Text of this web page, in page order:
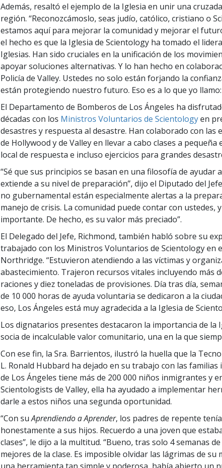
Además, resaltó el ejemplo de la Iglesia en unir una
región. “Reconozcámoslo, seas judío, católico, cristiano o
estamos aquí para mejorar la comunidad y mejorar el
el hecho es que la Iglesia de Scientology ha tomado el
Iglesias. Han sido cruciales en la unificación de los
apoyar soluciones alternativas. Y lo han hecho en
Policía de Valley. Ustedes no solo están forjando la
están protegiendo nuestro futuro. Eso es a lo que yo llamo:
El Departamento de Bomberos de Los Ángeles ha
décadas con los Ministros Voluntarios de Scientologyen
desastres y respuesta al desastre. Han colaborado con las
de Hollywood y de Valley en llevar a cabo clases a
local de respuesta e incluso ejercicios para grandes
“Sé que sus principios se basan en una filosofía de ayudar
extiende a su nivel de preparación”, dijo el Diputado del
no gubernamental están especialmente alertas a la
manejo de crisis. La comunidad puede contar con ustedes,
importante. De hecho, es su valor más preciado”.
El Delegado del Jefe, Richmond, también habló sobre su
trabajado con los Ministros Voluntarios de Scientology en
Northridge. “Estuvieron atendiendo a las víctimas y
abastecimiento. Trajeron recursos vitales incluyendo más
raciones y diez toneladas de provisiones. Día tras día,
de 10 000 horas de ayuda voluntaria se dedicaron a la
eso, Los Ángeles está muy agradecida a la Iglesia de
Los dignatarios presentes destacaron la importancia de la
socia de incalculable valor comunitario, una en la que
Con ese fin, la Sra. Barrientos, ilustró la huella que la
L. Ronald Hubbard ha dejado en su trabajo con las familias
de Los Ángeles tiene más de 200 000 niños inmigrantes y
Scientologists de Valley, ella ha ayudado a implementar
darle a estos niños una segunda oportunidad.
“Con suAprendiendo a Aprender, los padres de repente
honestamente a sus hijos. Recuerdo a una joven que
clases”, le dijo a la multitud. “Bueno, tras solo 4 semanas
mejores de la clase. Es imposible olvidar las lágrimas de su